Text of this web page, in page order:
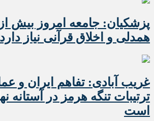
پزشکیان: جامعه امروز بیش
همدلی و اخلاق قرآنی نیاز دارد
غریب آبادی: تفاهم ایران و
ترتیبات تنگه هرمز در آستانه
است